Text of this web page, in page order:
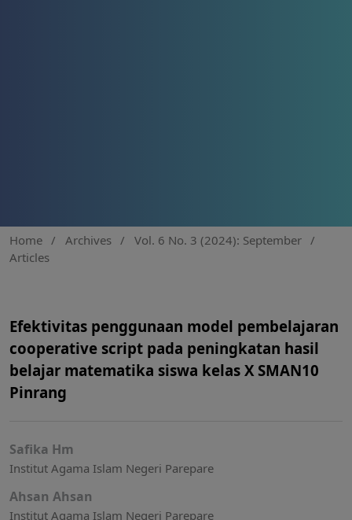
Home / Archives / Vol. 6 No. 3 (2024): September
/
Articles
Efektivitas penggunaan model pembelajaran
cooperative script pada peningkatan hasil
belajar matematika siswa kelas X SMAN10
Pinrang
Safika Hm
Institut Agama Islam Negeri Parepare
Ahsan Ahsan
Institut Agama Islam Negeri Parepare